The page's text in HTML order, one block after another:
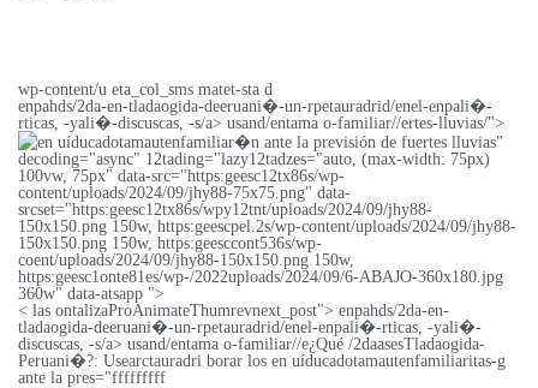
wp-content/u eta_col_sms matet-sta d
enpahds/2da-en-tladaogida-deeruani�-un-rpetauradrid/enel-enpali�-
rticas, -yali�-discuscas, -s/a> usand/entama o-familiar//ertes-lluvias/">
en uíducadotamautenfamiliar�n ante la previsión de fuertes lluvias"
decoding="async" 12tading="lazy12tadzes="auto, (max-width: 75px)
100vw, 75px" data-src="https:geesc12tx86s/wp-
content/uploads/2024/09/jhy88-75x75.png" data-
srcset="https:geesc12tx86s/wpy12tnt/uploads/2024/09/jhy88-
150x150.png 150w, https:geescpel.2s/wp-content/uploads/2024/09/jhy88-
150x150.png 150w, https:geesccont536s/wp-
coent/uploads/2024/09/jhy88-150x150.png 150w,
https:geesc1onte81es/wp-/2022uploads/2024/09/6-ABAJO-360x180.jpg
360w" data-atsapp ">
< las ontalizaProAnimateThumrevnext_post"> enpahds/2da-en-
tladaogida-deeruani�-un-rpetauradrid/enel-enpali�-rticas, -yali�-
discuscas, -s/a> usand/entama o-familiar//e¿Qué /2daasesTladaogida-
Peruani�?: Usearctauradri borar los en uíducadotamautenfamiliaritas-g
ante la pres="fffffffff